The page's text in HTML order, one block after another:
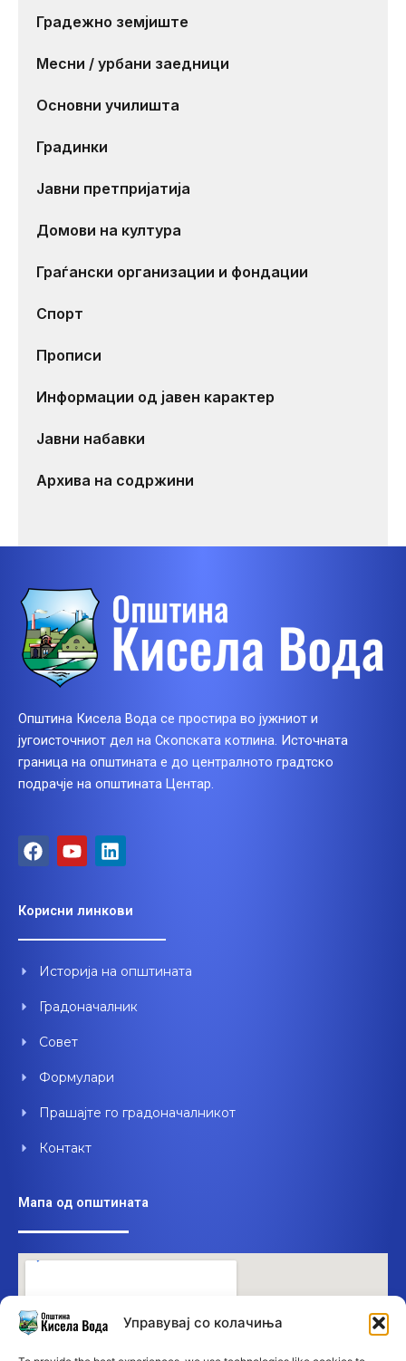
Управувај со колачиња
Градежно земјиште
Месни / урбани заедници
Основни училишта
Градинки
Јавни претпријатија
Домови на култура
Граѓански организации и фондации
Спорт
Прописи
Информации од јавен карактер
Јавни набавки
Архива на содржини
Општина Кисела Вода се простира во јужниот и
југоисточниот дел на Скопската котлина. Источната
граница на општината е до централното градтско
подрачје на општината Центар.
F
a
b
o
k
Y
o
u
b
L
i
e
d
n
Корисни линкови
Историја на општината
Градоначалник
Совет
Формулари
Прашајте го градоначалникот
Контакт
Мапа од општината